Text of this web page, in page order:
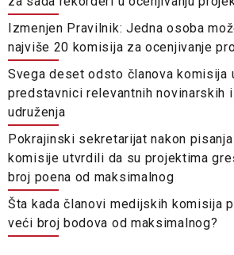
Izmenjen Pravilnik: Jedna osoba
najviše 20 komisija za ocenjivanje
Svega deset odsto članova komisija
predstavnici relevantnih novinarskih
udruženja
Pokrajinski sekretarijat nakon pisanja
komisije utvrdili da su projektima
broj poena od maksimalnog
Šta kada članovi medijskih komisija
veći broj bodova od maksimalnog?